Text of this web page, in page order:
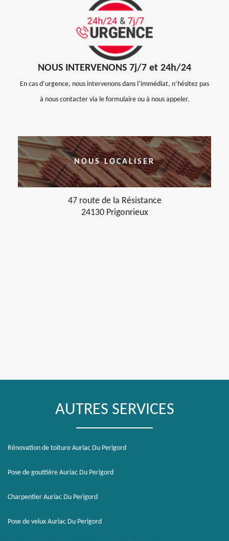
NOUS INTERVENONS 7j/7 et 24h/24
En cas d’urgence, nous intervenons dans l’immédiat, n’hésitez pas
à nous contacter via le formulaire ou à nous appeler.
NOUS LOCALISER
47 route de la Résistance
24130 Prigonrieux
AUTRES SERVICES
Rénovation de toiture Auriac Du Perigord
Pose de gouttière Auriac Du Perigord
Charpentier Auriac Du Perigord
Pose de velux Auriac Du Perigord